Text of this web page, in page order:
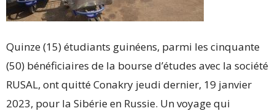
Quinze (15) étudiants guinéens, parmi les cinquante
(50) bénéficiaires de la bourse d’études avec la société
RUSAL, ont quitté Conakry jeudi dernier, 19 janvier
2023, pour la Sibérie en Russie. Un voyage qui